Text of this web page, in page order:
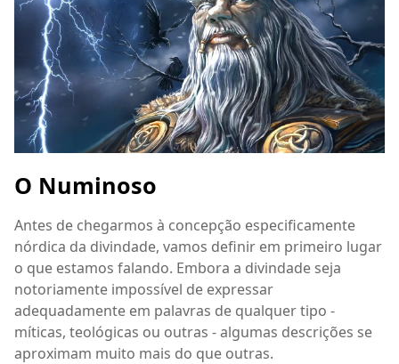
O Numinoso
Antes de chegarmos à concepção especificamente
nórdica da divindade, vamos definir em primeiro lugar
o que estamos falando. Embora a divindade seja
notoriamente impossível de expressar
adequadamente em palavras de qualquer tipo -
míticas, teológicas ou outras - algumas descrições se
aproximam muito mais do que outras.